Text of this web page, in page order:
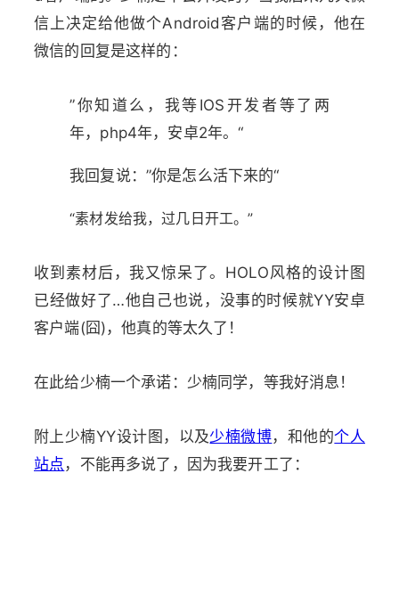
信上决定给他做个Android客户端的时候，他在
微信的回复是这样的：
”你知道么，我等IOS开发者等了两
年，php4年，安卓2年。“
我回复说：”你是怎么活下来的“
“素材发给我，过几日开工。”
收到素材后，我又惊呆了。HOLO风格的设计图
已经做好了…他自己也说，没事的时候就YY安卓
客户端(囧)，他真的等太久了！
在此给少楠一个承诺：少楠同学，等我好消息！
附上少楠YY设计图，以及少楠微博，和他的个人
站点 ，不能再多说了，因为我要开工了：